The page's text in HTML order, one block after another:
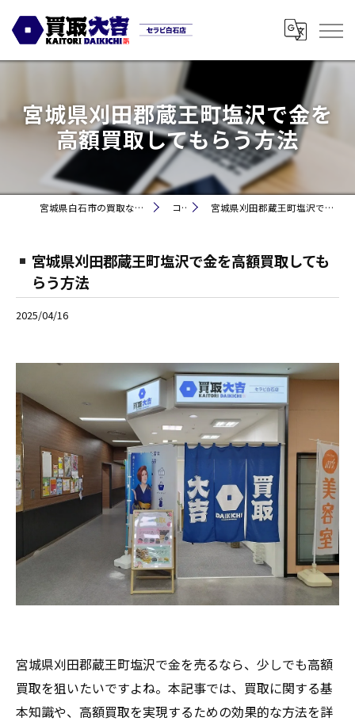
宮城県刈田郡蔵王町塩沢で金を
高額買取してもらう方法
宮城県白石市の買取なら買取大吉セラビ白石店 コラム 宮城県刈田郡蔵王町塩沢で金を高額買取してもらう方法
宮城県刈田郡蔵王町塩沢で金を高額買取しても
らう方法
2025/04/16
宮城県刈田郡蔵王町塩沢で金を売るなら、少しでも高額
買取を狙いたいですよね。本記事では、買取に関する基
本知識や、高額買取を実現するための効果的な方法を詳